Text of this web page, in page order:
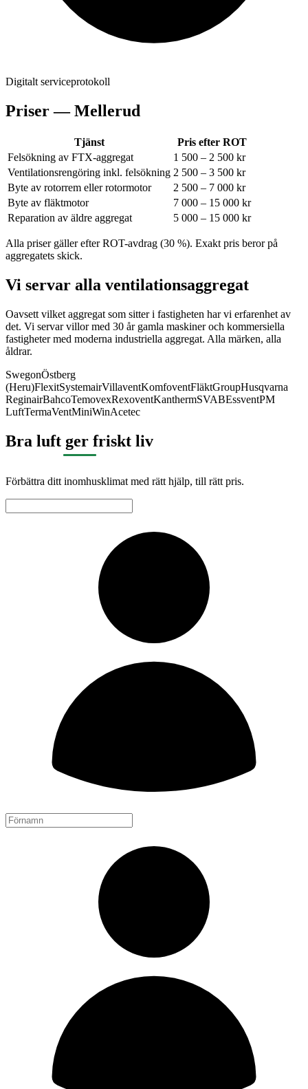
Digitalt serviceprotokoll
Priser —Mellerud
Tjänst
Pris efter ROT
Felsökning av FTX-aggregat
1 500 – 2 500 kr
Ventilationsrengöring inkl. felsökning 2 500 – 3 500 kr
Byte av rotorrem eller rotormotor
2 500 – 7 000 kr
Byte av fläktmotor
7 000 – 15 000 kr
Reparation av äldre aggregat
5 000 – 15 000 kr
Alla priser gäller efter ROT-avdrag (30 %). Exakt pris beror på
aggregatets skick.
Vi servar alla ventilationsaggregat
Oavsett vilket aggregat som sitter i fastigheten har vi erfarenhet av
det. Vi servar villor med 30 år gamla maskiner och kommersiella
fastigheter med moderna industriella aggregat. Alla märken, alla
åldrar.
SwegonÖstberg
(Heru)FlexitSystemairVillaventKomfoventFläktGroupHusqvarna
ReginairBahcoTemovexRexoventKanthermSVABEssventPM
LuftTermaVentMiniWinAcetec
Bra luft ger friskt liv
Förbättra ditt inomhusklimat med rätt hjälp, till rätt pris.